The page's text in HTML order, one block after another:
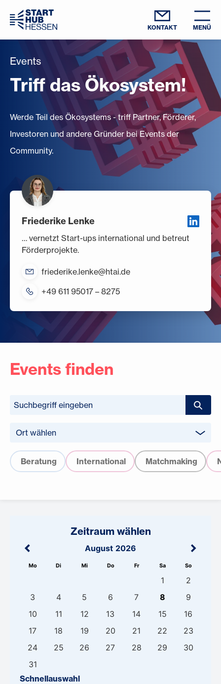
KONTAKT MENÜ
Events
Triff das Ökosystem!
Werde Teil des Ökosystems - triff Partner, Förderer,
Investoren und andere Gründer bei Events der
Community.
Friederike Lenke
… vernetzt Start-ups international und betreut
Förderprojekte.
friederike.lenke@htai.de
+49 611 95017 – 8275
Events finden
Ort wählen
Beratung International Matchmaking
Zeitraum wählen
August 2026
Mo Di Mi Do Fr Sa So
1
2
3
4 5 6 7 8
9
10
11 12 13 14 15
16
17
18 19 20 21 22
23
24
25 26 27 28 29
30
31
Schnellauswahl